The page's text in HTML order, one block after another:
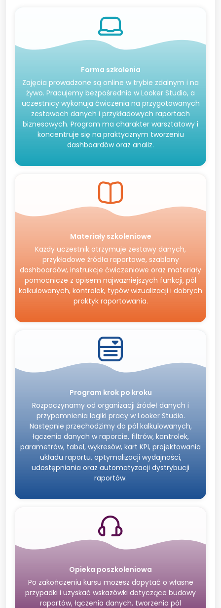
Forma szkolenia
Zajęcia prowadzone są online w trybie zdalnym i na
żywo. Pracujemy bezpośrednio w Looker Studio, a
uczestnicy wykonują ćwiczenia na przygotowanych
zestawach danych i przykładowych raportach
biznesowych. Program ma charakter warsztatowy i
koncentruje się na praktycznym tworzeniu
dashboardów oraz analiz.
Materiały szkoleniowe
Każdy uczestnik otrzymuje zestawy danych,
przykładowe źródła raportowe, szablony
dashboardów, instrukcje ćwiczeniowe oraz materiały
pomocnicze z opisem najważniejszych funkcji, pól
kalkulowanych, kontrolek, typów wizualizacji i dobrych
praktyk raportowania.
Program krok po kroku
Rozpoczynamy od organizacji źródeł danych i
przypomnienia logiki pracy w Looker Studio.
Następnie przechodzimy do pól kalkulowanych,
łączenia danych w raporcie, filtrów, kontrolek,
parametrów, tabel, wykresów, kart KPI, projektowania
układu raportu, optymalizacji wydajności,
udostępniania oraz automatyzacji dystrybucji
raportów.
Opieka poszkoleniowa
Po zakończeniu kursu możesz dopytać o własne
przypadki i uzyskać wskazówki dotyczące budowy
raportów, łączenia danych, tworzenia pól